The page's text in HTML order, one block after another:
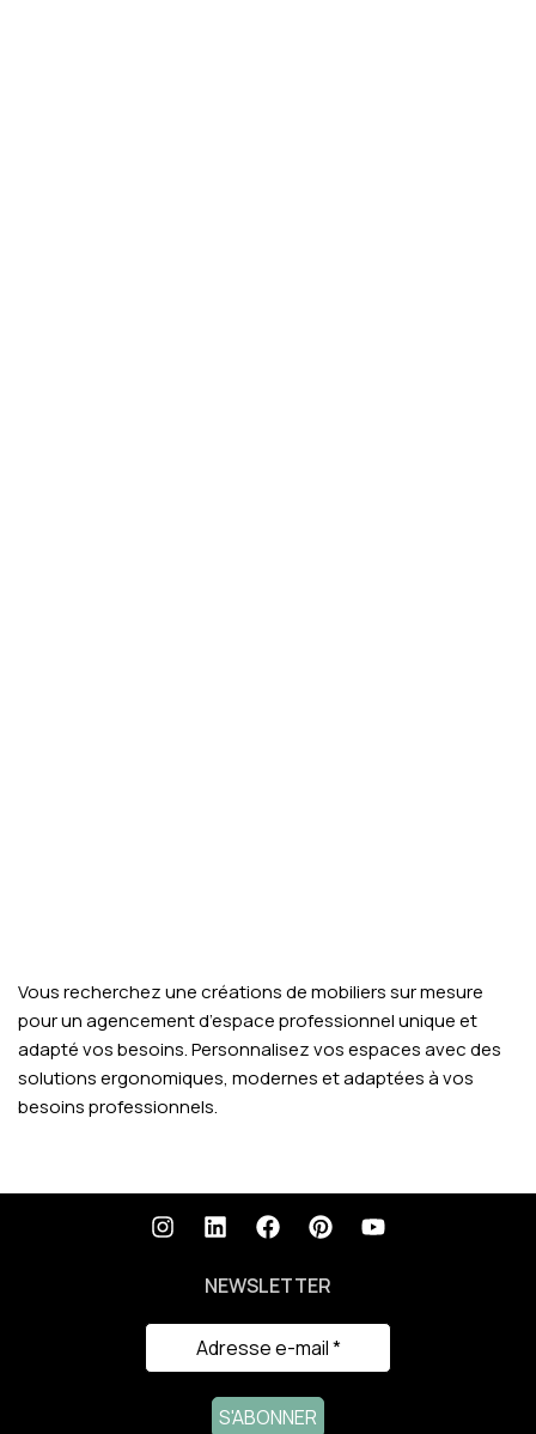
Vous recherchez une créations de mobiliers sur mesure
pour un agencement d’espace professionnel unique et
adapté vos besoins. Personnalisez vos espaces avec des
solutions ergonomiques, modernes et adaptées à vos
besoins professionnels.
NEWSLETTER